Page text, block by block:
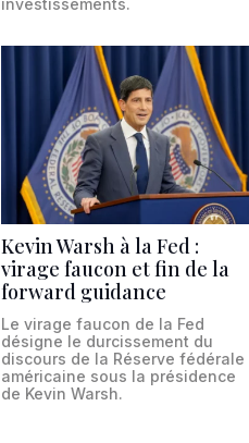
investissements.
Kevin Warsh à la Fed :
virage faucon et fin de la
forward guidance
Le virage faucon de la Fed
désigne le durcissement du
discours de la Réserve fédérale
américaine sous la présidence
de Kevin Warsh.